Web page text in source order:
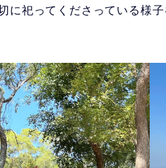
に祀ってくださっている様